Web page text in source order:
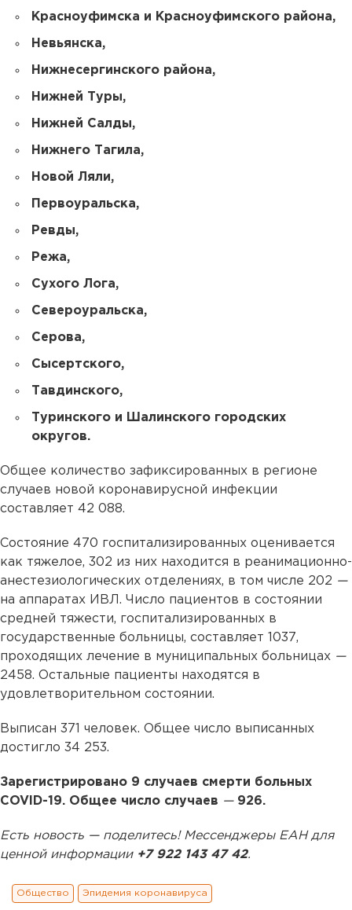
Красноуфимска и Красноуфимского района,
Невьянска,
Нижнесергинского района,
Нижней Туры,
Нижней Салды,
Нижнего Тагила,
Новой Ляли,
Первоуральска,
Ревды,
Режа,
Сухого Лога,
Североуральска,
Серова,
Сысертского,
Тавдинского,
Туринского и Шалинского городских
округов.
Общее количество зафиксированных в регионе
случаев новой коронавирусной инфекции
составляет 42 088.
Состояние 470 госпитализированных оценивается
как тяжелое, 302 из них находится в реанимационно-
анестезиологических отделениях, в том числе 202 —
на аппаратах ИВЛ. Число пациентов в состоянии
средней тяжести, госпитализированных в
государственные больницы, составляет 1037,
проходящих лечение в муниципальных больницах —
2458. Остальные пациенты находятся в
удовлетворительном состоянии.
Выписан 371 человек. Общее число выписанных
достигло 34 253.
Зарегистрировано 9 случаев смерти больных
COVID-19. Общее число случаев —926.
Есть новость — поделитесь! Мессенджеры ЕАН для
ценной информации +7 922 143 47 42.
Общество Эпидемия коронавируса